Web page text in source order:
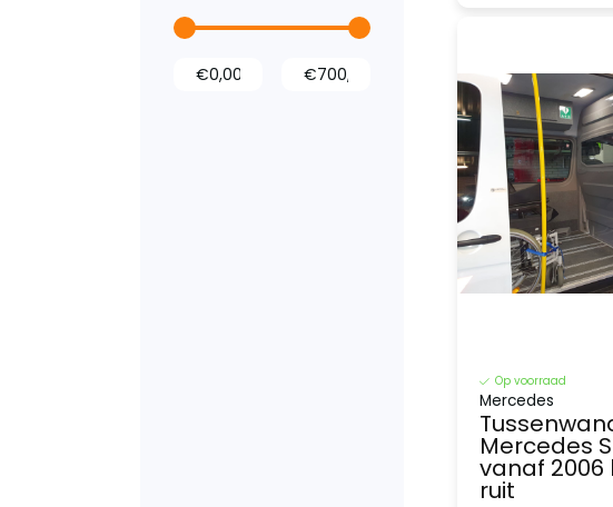
Imperialen
Op voorraad
Mercedes
Mercedes
vanaf
ruit